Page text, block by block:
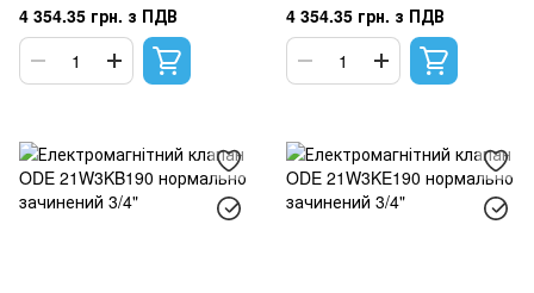
4 354.35 грн. з ПДВ 4 354.35 грн. з ПДВ